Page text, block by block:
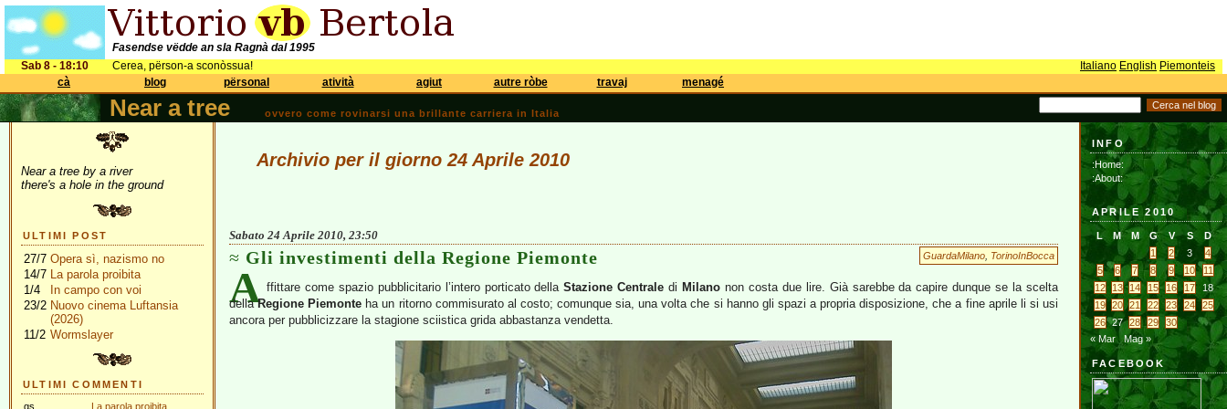
Fasendse vëdde an sla Ragnà dal 1995
Sab 8 - 18:10
Cerea, përson-a sconòssua! Italiano English Piemonteis
cà
blog përsonal atività agiut autre ròbe travaj menagé
Near a tree ovvero come rovinarsi una brillante carriera in Italia
Near a tree by a river
there's a hole in the ground
ULTIMI POST
27/7 Opera sì, nazismo no
14/7 La parola proibita
1/4
In campo con voi
23/2 Nuovo cinema Luftansia
(2026)
11/2 Wormslayer
ULTIMI COMMENTI
gs
La parola proibita
Archivio per il giorno 24 Aprile 2010
Sabato 24 Aprile 2010, 23:50
GuardaMilano TorinoInBocca
Gli investimenti della Regione Piemonte
A ffittare come spazio pubblicitario l’intero porticato dellaStazione Centrale di Milano non costa due lire. Già sarebbe da capire dunque se la scelta
dellaRegione Piemonte ha un ritorno commisurato al costo; comunque sia, una volta che si hanno gli spazi a propria disposizione, che a fine aprile li si usi
ancora per pubblicizzare la stagione sciistica grida abbastanza vendetta.
INFO
:Home:
:About:
APRILE 2010
L M M G V S
D
1
2 3
4
5
6 7 8 9 10
11
12
13 14 15 16 17
18
19
20 21 22 23 24
25
26 27 28 29
30
« Mar
Mag »
FACEBOOK